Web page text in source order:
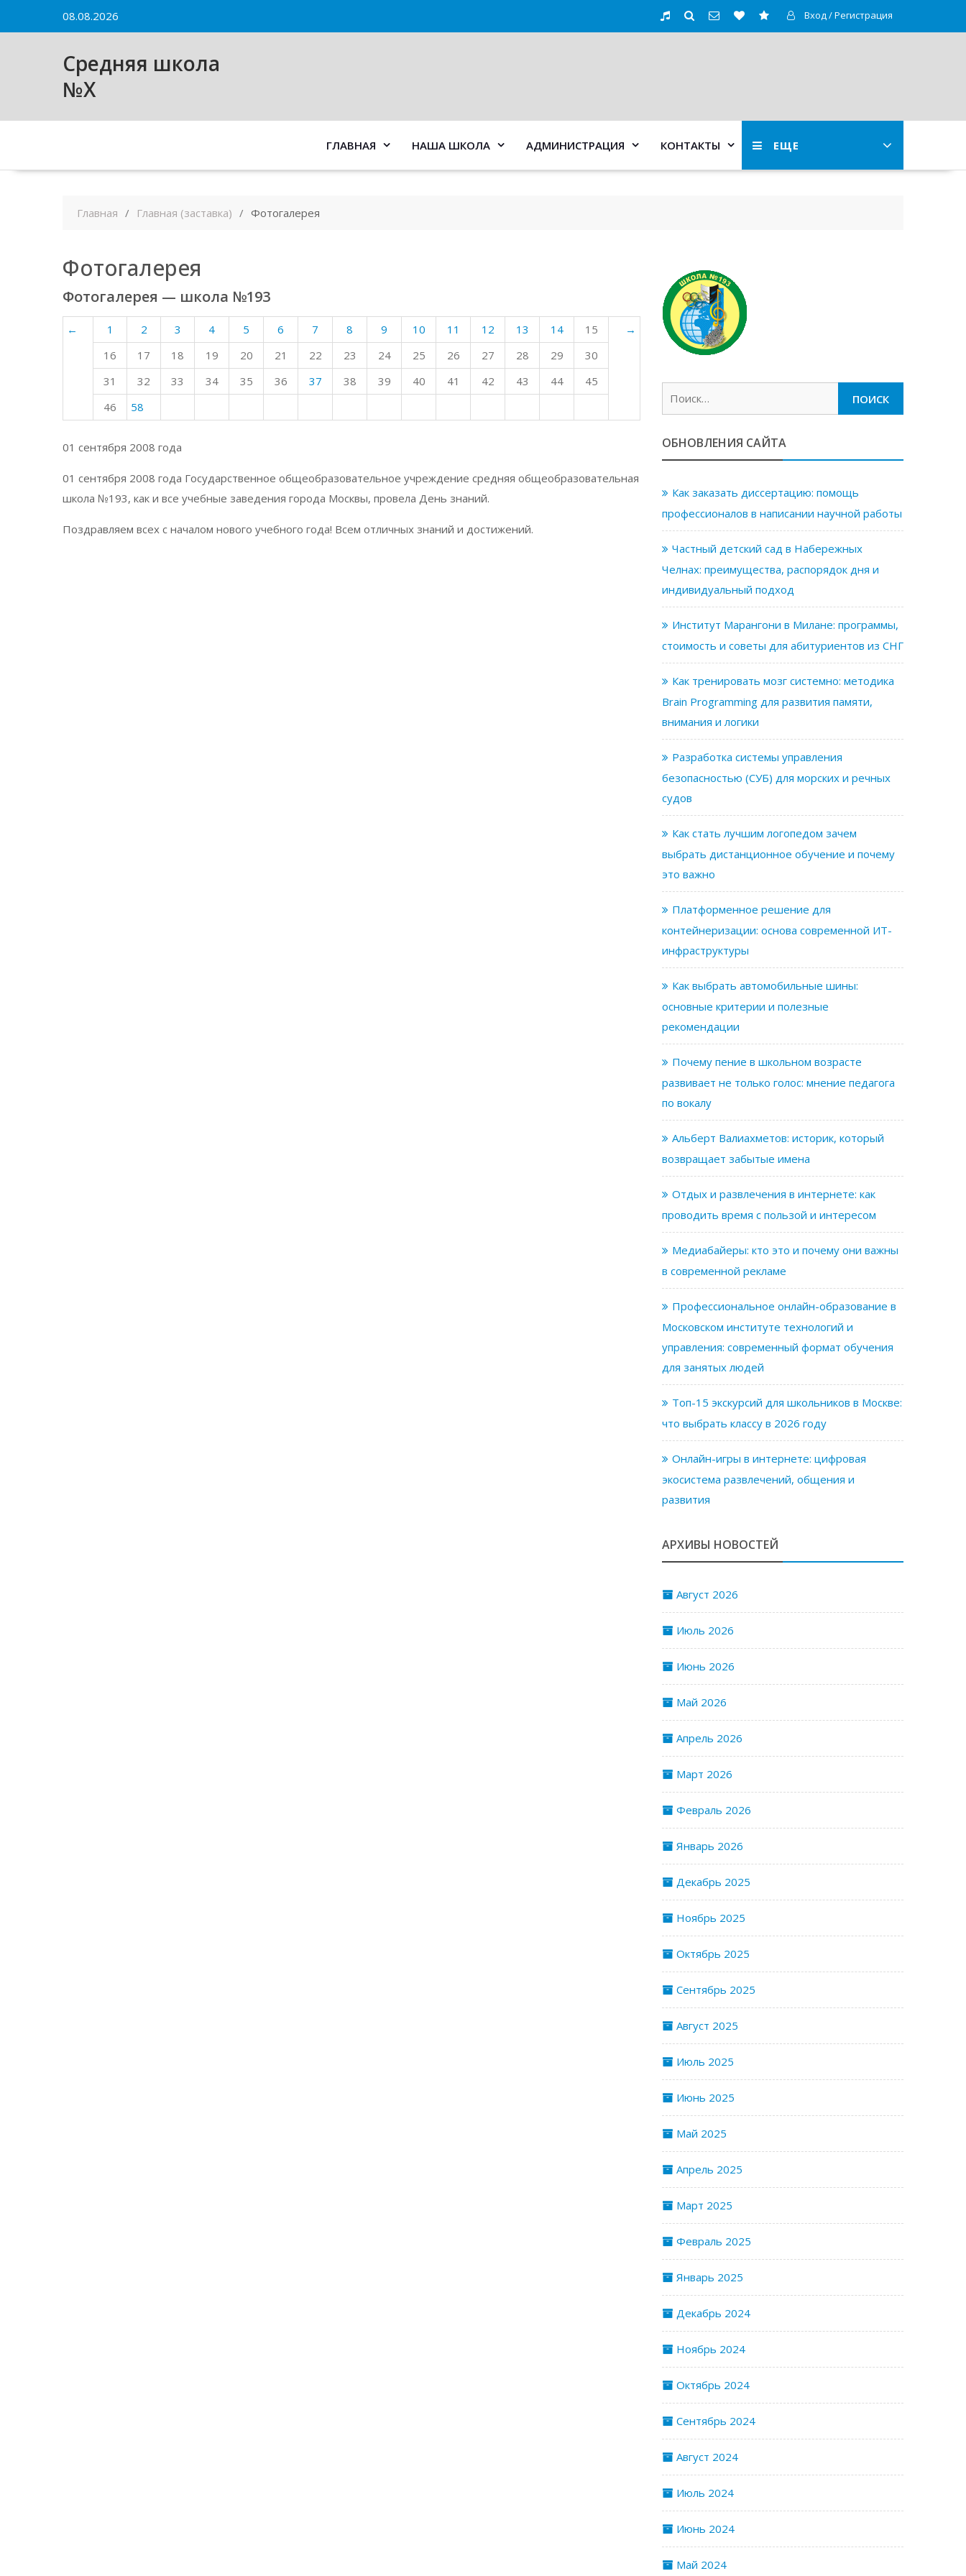
08.08.2026 Вход / Регистрация
Средняя школа
№X
ЕЩЕ
ГЛАВНАЯ НАША ШКОЛА АДМИНИСТРАЦИЯ КОНТАКТЫ
Главная Главная (заставка) Фотогалерея
Фотогалерея
Фотогалерея — школа №193
← 1 2 3 4 5 6 7 8 9 10 11 12 13 14 15
→
16
17 18 19 20 21 22 23 24 25 26 27 28 29
30
31
32 33 34 35 36 37 38 39 40 41 42 43 44
45
46
58
01 сентября 2008 года
01 сентября 2008 года Государственное общеобразовательное учреждение средняя общеобразовательная
школа №193, как и все учебные заведения города Москвы, провела День знаний.
Поздравляем всех с началом нового учебного года! Всем отличных знаний и достижений.
ОБНОВЛЕНИЯ САЙТА
Как заказать диссертацию: помощь
профессионалов в написании научной работы
Частный детский сад в Набережных
Челнах: преимущества, распорядок дня и
индивидуальный подход
Институт Марангони в Милане: программы,
стоимость и советы для абитуриентов из СНГ
Как тренировать мозг системно: методика
Brain Programming для развития памяти,
внимания и логики
Разработка системы управления
безопасностью (СУБ) для морских и речных
судов
Как стать лучшим логопедом зачем
выбрать дистанционное обучение и почему
это важно
Платформенное решение для
контейнеризации: основа современной ИТ-
инфраструктуры
Как выбрать автомобильные шины:
основные критерии и полезные
рекомендации
Почему пение в школьном возрасте
развивает не только голос: мнение педагога
по вокалу
Альберт Валиахметов: историк, который
возвращает забытые имена
Отдых и развлечения в интернете: как
проводить время с пользой и интересом
Медиабайеры: кто это и почему они важны
в современной рекламе
Профессиональное онлайн-образование в
Московском институте технологий и
управления: современный формат обучения
для занятых людей
Топ-15 экскурсий для школьников в Москве:
что выбрать классу в 2026 году
Онлайн-игры в интернете: цифровая
экосистема развлечений, общения и
развития
АРХИВЫ НОВОСТЕЙ
Август 2026
Июль 2026
Июнь 2026
Май 2026
Апрель 2026
Март 2026
Февраль 2026
Январь 2026
Декабрь 2025
Ноябрь 2025
Октябрь 2025
Сентябрь 2025
Август 2025
Июль 2025
Июнь 2025
Май 2025
Апрель 2025
Март 2025
Февраль 2025
Январь 2025
Декабрь 2024
Ноябрь 2024
Октябрь 2024
Сентябрь 2024
Август 2024
Июль 2024
Июнь 2024
Май 2024